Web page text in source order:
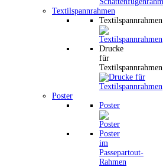
Textilspannrahmen
Textilspannrahmen
Drucke
für
Textilspannrahmen
Poster
Poster
Poster
im
Passepartout-
Rahmen